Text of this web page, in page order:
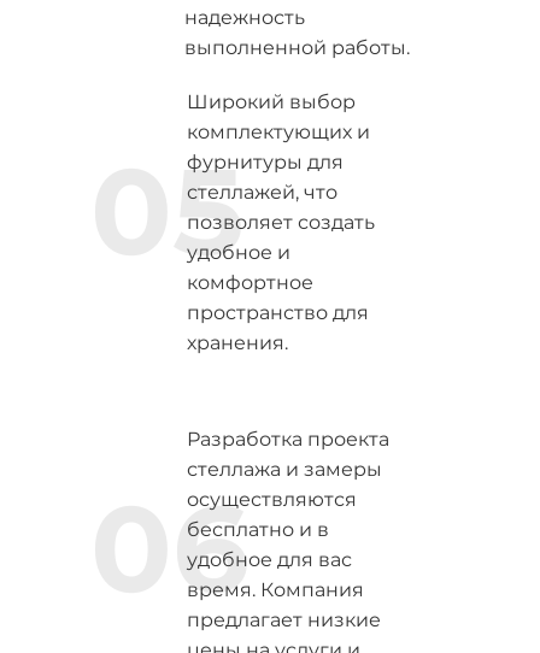
надежность
выполненной работы.
Широкий выбор
комплектующих и
фурнитуры для
стеллажей, что
позволяет создать
удобное и
комфортное
пространство для
хранения.
Разработка проекта
стеллажа и замеры
осуществляются
бесплатно и в
удобное для вас
время. Компания
предлагает низкие
05
06